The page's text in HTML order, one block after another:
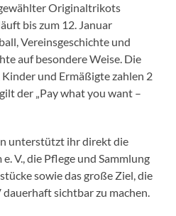
Originaltrikots
bis zum 12. Januar
Vereinsgeschichte und
auf besondere Weise. Die
und Ermäßigte zahlen 2
der „Pay what you want –
unterstützt ihr direkt die
V., die Pflege und Sammlung
sowie das große Ziel, die
sichtbar zu machen.